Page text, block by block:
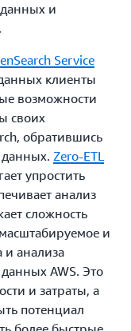
и
Service
клиенты
возможности
своих
обратившись
Zero-ETL
упростить
анализ
сложность
и
анализа
AWS. Это
и затраты, а
потенциал